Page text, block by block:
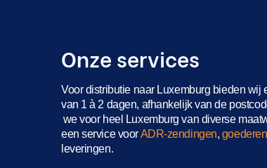
Onze services
Voor distributie naar Luxemburg bieden wij
van 1 à 2 dagen, afhankelijk van de
we voor heel Luxemburg van diverse
een service voorADR-zendingen,
leveringen.